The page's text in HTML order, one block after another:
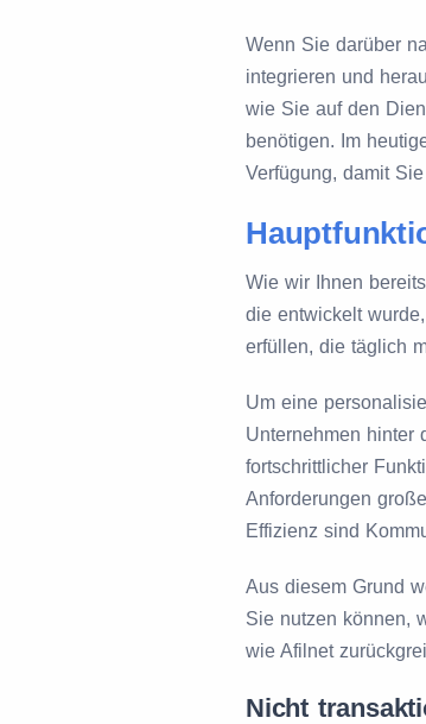
Wenn Sie darüber
integrieren und
wie Sie auf den
benötigen. Im
Verfügung, damit
Wie wir Ihnen
die entwickelt
erfüllen, die täglich
Um eine
Unternehmen hinter
fortschrittlicher
Anforderungen
Effizienz sind
Aus diesem Grund
Sie nutzen können,
wie Afilnet
Nicht